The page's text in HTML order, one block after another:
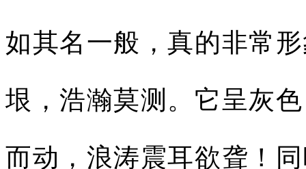
如其名一般，真的非常
垠，浩瀚莫测。它呈灰
而动，浪涛震耳欲聋！